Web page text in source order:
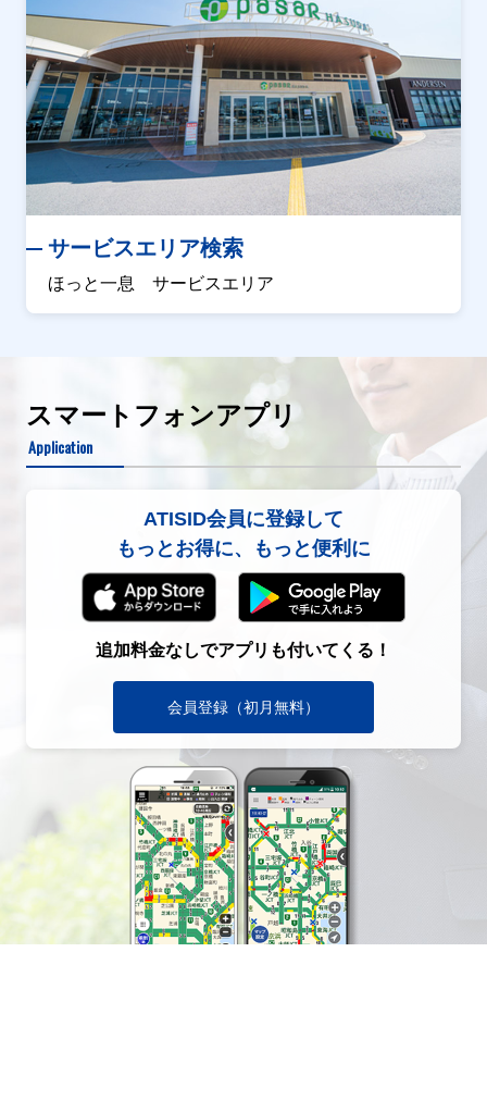
サービスエリア検索
ほっと一息 サービスエリア
スマートフォンアプリ
Application
ATISID会員に登録して
もっとお得に、もっと便利に
追加料金なしでアプリも付いてくる！
会員登録（初月無料）